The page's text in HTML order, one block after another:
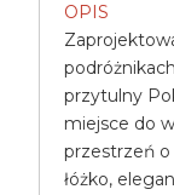
OPIS
przytulny
miejsce do
przestrzeń
łóżko,